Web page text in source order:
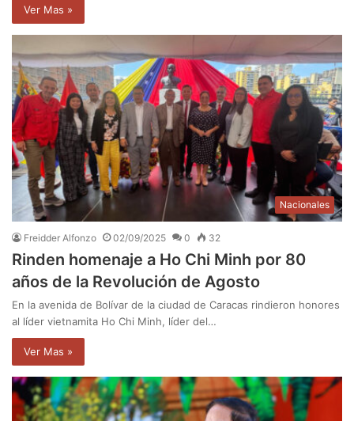
Ver Mas »
Nacionales
Freidder Alfonzo 02/09/2025 0 32
Rinden homenaje a Ho Chi Minh por 80
años de la Revolución de Agosto
En la avenida de Bolívar de la ciudad de Caracas rindieron honores
al líder vietnamita Ho Chi Minh, líder del…
Ver Mas »